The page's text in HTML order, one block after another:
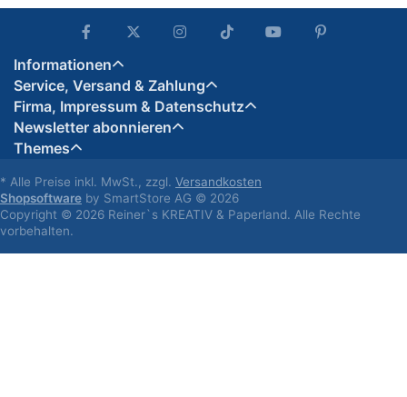
Informationen
Service, Versand & Zahlung
Firma, Impressum & Datenschutz
Newsletter abonnieren
Themes
* Alle Preise inkl. MwSt., zzgl. Versandkosten
Shopsoftware by SmartStore AG © 2026
Copyright © 2026 Reiner`s KREATIV & Paperland. Alle Rechte
vorbehalten.